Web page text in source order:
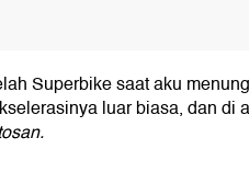
Superbike saat aku
luar biasa, dan di